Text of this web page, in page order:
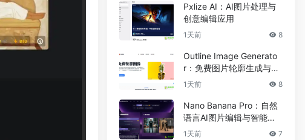
Pxlize AI：AI图片处理与
创意编辑应用
1天前 8
Outline Image Generato
r：免费图片轮廓生成与在
线图像编辑工具
1天前 8
Nano Banana Pro：自然
语言AI图片编辑与智能图
像处理工具
1天前 7